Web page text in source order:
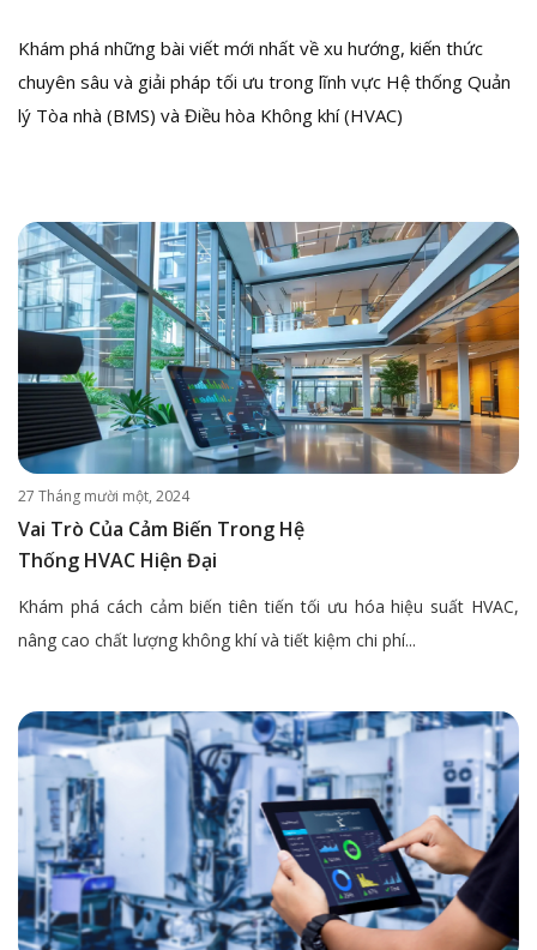
Khám phá những bài viết mới nhất về xu hướng, kiến thức
chuyên sâu và giải pháp tối ưu trong lĩnh vực Hệ thống Quản
lý Tòa nhà (BMS) và Điều hòa Không khí (HVAC)
27 Tháng mười một, 2024
Vai Trò Của Cảm Biến Trong Hệ
Thống HVAC Hiện Đại
Khám phá cách cảm biến tiên tiến tối ưu hóa hiệu suất HVAC,
nâng cao chất lượng không khí và tiết kiệm chi phí...